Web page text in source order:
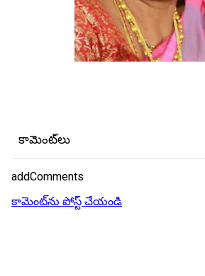
కామెంట్‌లు
addComments
కామెంట్‌ను పోస్ట్ చేయండి